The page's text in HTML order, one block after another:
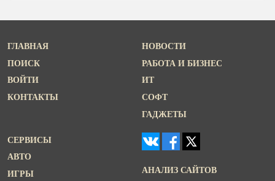
ГЛАВНАЯ
ПОИСК
ВОЙТИ
КОНТАКТЫ
НОВОСТИ
РАБОТА И БИЗНЕС
ИТ
СОФТ
ГАДЖЕТЫ
СЕРВИСЫ
АВТО
ИГРЫ
АНАЛИЗ САЙТОВ